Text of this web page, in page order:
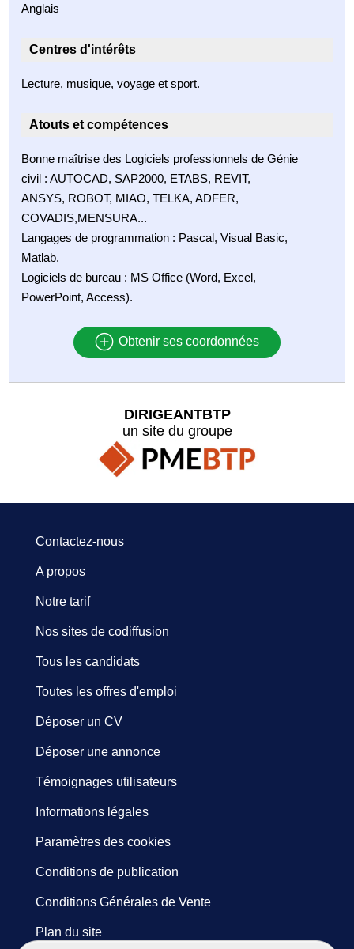
Anglais
Centres d'intérêts
Lecture, musique, voyage et sport.
Atouts et compétences
Bonne maîtrise des Logiciels professionnels de Génie
civil : AUTOCAD, SAP2000, ETABS, REVIT,
ANSYS, ROBOT, MIAO, TELKA, ADFER,
COVADIS,MENSURA...
Langages de programmation : Pascal, Visual Basic,
Matlab.
Logiciels de bureau : MS Office (Word, Excel,
PowerPoint, Access).
Obtenir ses coordonnées
DIRIGEANTBTP
un site du groupe
Contactez-nous
A propos
Notre tarif
Nos sites de codiffusion
Tous les candidats
Toutes les offres d'emploi
Déposer un CV
Déposer une annonce
Témoignages utilisateurs
Informations légales
Paramètres des cookies
Conditions de publication
Conditions Générales de Vente
Plan du site